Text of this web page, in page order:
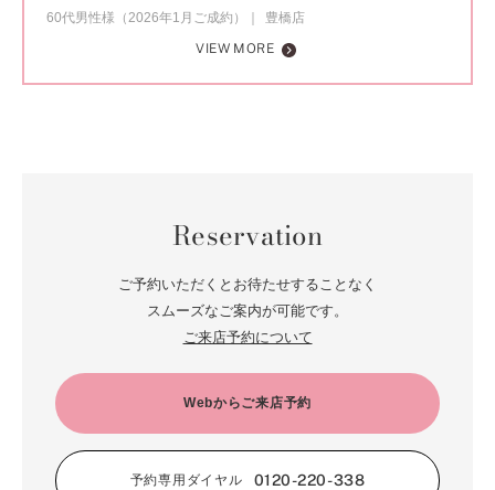
60代男性様（2026年1月ご成約）
豊橋店
VIEW MORE
Reservation
ご予約いただくとお待たせすることなく
スムーズなご案内が可能です。
ご来店予約について
Webからご来店予約
予約専用ダイヤル 0120-220-338